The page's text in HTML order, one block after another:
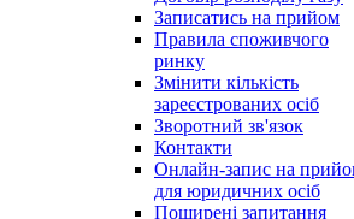
Записатись на прийом
Правила споживчого
ринку
Змінити кількість
зареєстрованих осіб
Зворотний зв'язок
Контакти
Онлайн-запис на
для юридичних осіб
Поширені запитання